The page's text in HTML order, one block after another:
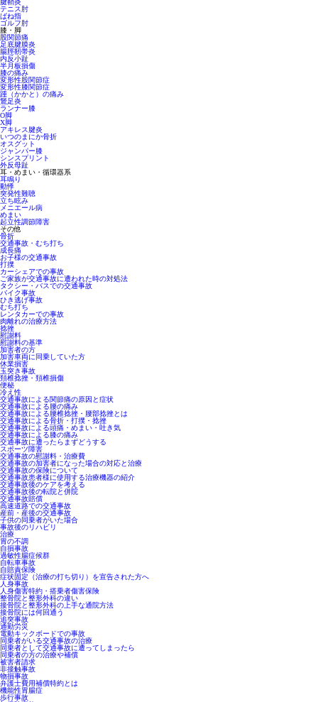
腱鞘炎
テニス肘
ばね指
ゴルフ肘
膝・脚
股関節痛
足底腱膜炎
腸脛靭帯炎
内反小趾
半月板損傷
膝の痛み
変形性股関節症
変形性膝関節症
踵（かかと）の痛み
鵞足炎
ランナー膝
O脚
X脚
アキレス腱炎
いつのまにか骨折
オスグット
ジャンパー膝
シンスプリント
外反母趾
耳・めまい・循環器系
耳鳴り
動悸
突発性難聴
立ち眩み
メニエール病
めまい
起立性調節障害
その他
骨折
交通事故・むち打ち
成長痛
お子様の交通事故
打撲
カーシェアでの事故
ご家族が交通事故に遭われた時の対処法
タクシー・バスでの交通事故
バイク事故
ひき逃げ事故
むち打ち
レンタカーでの事故
肉離れの治療方法
捻挫
慰謝料
慰謝料の基準
加害者の方
加害車両に同乗していた方
休業損害
玉突き事故
頚椎捻挫・頚椎損傷
便秘
冷え性
交通事故による関節痛の原因と症状
交通事故による腰の痛み
交通事故による腰椎捻挫・腰部捻挫とは
交通事故による骨折・打撲・捻挫
交通事故による頭痛・めまい・吐き気
交通事故による膝の痛み
交通事故に遭ったらまずどうする
スポーツ障害
交通事故の慰謝料・治療費
交通事故の加害者になった場合の対応と治療
交通事故の保険について
交通事故患者様に使用する治療機器の紹介
交通事故後のケアを考える
交通事故後の転院と併院
交通事故賠償
高速道路での交通事故
産前・産後の交通事故
子供の同乗者がいた場合
事故後のリハビリ
治療
胃の不調
自損事故
過敏性腸症候群
自転車事故
自賠責保険
症状固定（治療の打ち切り）を宣告された方へ
人身事故
人身傷害特約・搭乗者傷害保険
整骨院と整形外科の違い
接骨院と整形外科の上手な通院方法
接骨院には何回通う
追突事故
通勤労災
電動キックボードでの事故
同乗者がいる交通事故の治療
同乗者として交通事故に遭ってしまったら
同乗者の方の治療や補償
被害者請求
非接触事故
物損事故
弁護士費用補償特約とは
機能性胃腸症
歩行事故